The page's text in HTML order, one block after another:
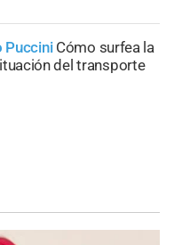
Puccini Cómo surfea la
del transporte